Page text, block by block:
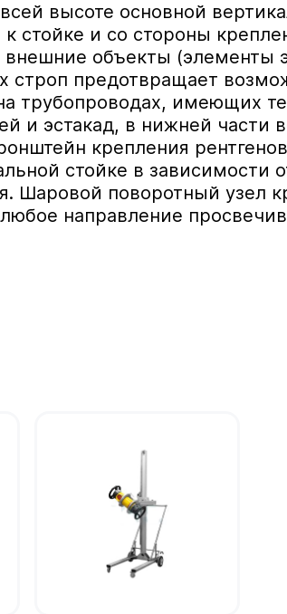
высоте основной
стойке и со стороны
объекты (элементы
предотвращает
трубопроводах, имеющих
и эстакад, в нижней части
крепления
стойке в зависимости
Шаровой поворотный узел
направление